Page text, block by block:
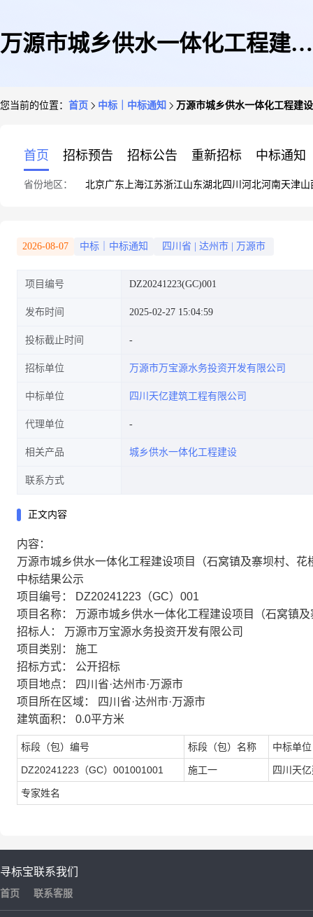
万源市城乡供水一体化工程建设
示
您当前的位置： 首页 中标｜中标通知 万源市城乡供水一体化工程建
首页 招标预告 招标公告 重新招标 中标通知
省份地区： 北京广东 上海江苏浙江山东湖北四川 河北河南天津山
2026-08-07 中标｜中标通知 四川省 达州市 万源市
项目编号 DZ20241223(GC)001
发布时间 2025-02-27 15:04:59
投标截止时间
招标单位 万源市万宝源水务投资开发有限公司
中标单位 四川天亿建筑工程有限公司
代理单位
相关产品 城乡供水一体化工程建设
联系方式
正文内容
内容：
万源市城乡供水一体化工程建设项目（石窝镇及寨坝村、
中标结果公示
项目编号：
DZ20241223（GC）001
项目名称： 万源市城乡供水一体化工程建设项目（石窝镇
招标人： 万源市万宝源水务投资开发有限公司
项目类别： 施工
招标方式： 公开招标
项目地点：
四川省·达州市·万源市
项目所在区域：
四川省·达州市·万源市
建筑面积： 0.0平方米
标段（包）编号 标段（包）名称 中标单位
DZ20241223（GC）001001001 施工一 四川天
专家姓名
寻标宝
首页
联系我们
联系客服